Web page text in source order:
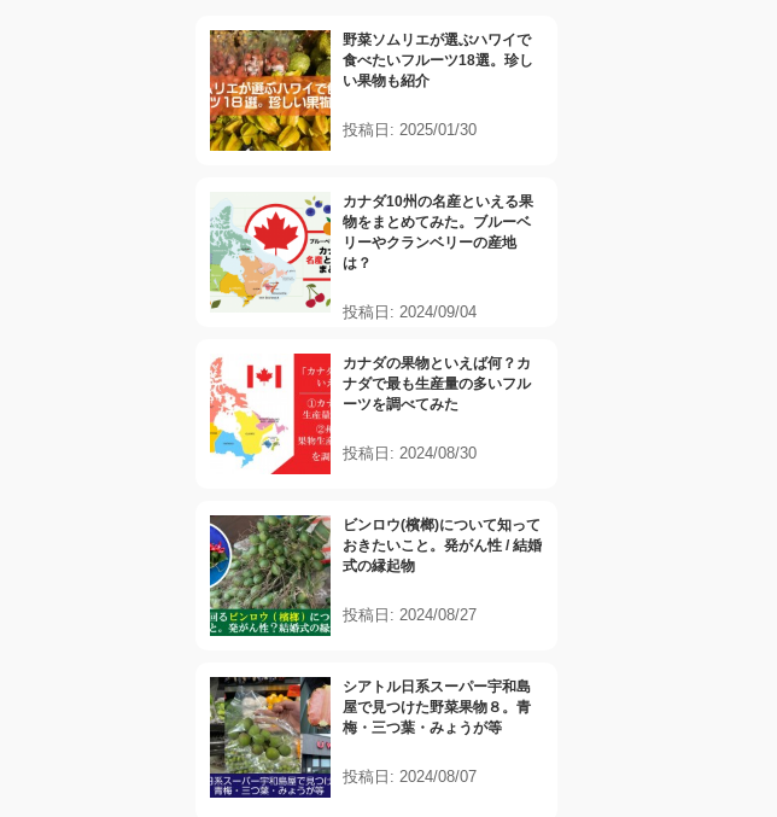
野菜ソムリエが選ぶハワイで
食べたいフルーツ18選。珍し
い果物も紹介
投稿日: 2025/01/30
カナダ10州の名産といえる果
物をまとめてみた。ブルーベ
リーやクランベリーの産地
は？
投稿日: 2024/09/04
カナダの果物といえば何？カ
ナダで最も生産量の多いフル
ーツを調べてみた
投稿日: 2024/08/30
ビンロウ(檳榔)について知って
おきたいこと。発がん性 / 結婚
式の縁起物
投稿日: 2024/08/27
シアトル日系スーパー宇和島
屋で見つけた野菜果物８。青
梅・三つ葉・みょうが等
投稿日: 2024/08/07